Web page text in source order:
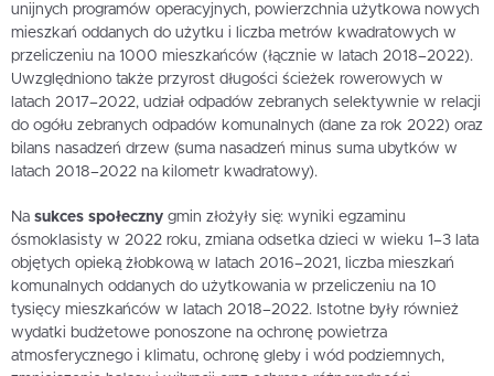
unijnych programów operacyjnych, powierzchnia użytkowa nowych
mieszkań oddanych do użytku i liczba metrów kwadratowych w
przeliczeniu na 1000 mieszkańców (łącznie w latach 2018–2022).
Uwzględniono także przyrost długości ścieżek rowerowych w
latach 2017–2022, udział odpadów zebranych selektywnie w relacji
do ogółu zebranych odpadów komunalnych (dane za rok 2022) oraz
bilans nasadzeń drzew (suma nasadzeń minus suma ubytków w
latach 2018–2022 na kilometr kwadratowy).
Na sukces społeczny gmin złożyły się: wyniki egzaminu
ósmoklasisty w 2022 roku, zmiana odsetka dzieci w wieku 1–3 lata
objętych opieką żłobkową w latach 2016–2021, liczba mieszkań
komunalnych oddanych do użytkowania w przeliczeniu na 10
tysięcy mieszkańców w latach 2018–2022. Istotne były również
wydatki budżetowe ponoszone na ochronę powietrza
atmosferycznego i klimatu, ochronę gleby i wód podziemnych,